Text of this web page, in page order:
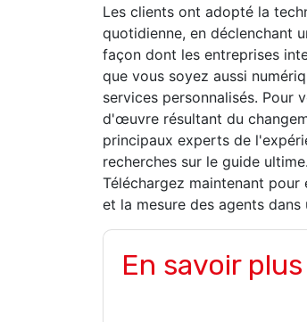
Les clients ont adopté la
quotidienne, en déclenchant
façon dont les entreprises
que vous soyez aussi
services personnalisés. Pour
d'œuvre résultant du
principaux experts de
recherches sur le guide ultime.
Téléchargez maintenant
et la mesure des agents dans
En savoir plus